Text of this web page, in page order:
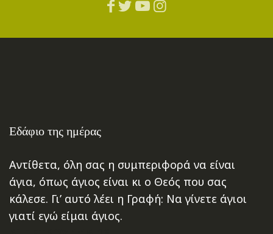
Εδάφιο της ημέρας
Αντίθετα, όλη σας η συμπεριφορά να είναι
άγια, όπως άγιος είναι κι ο Θεός που σας
κάλεσε. Γι’ αυτό λέει η Γραφή: Να γίνετε άγιοι
γιατί εγώ είμαι άγιος.